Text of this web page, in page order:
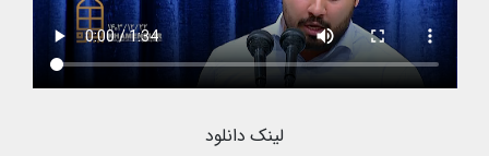
لینک دانلود